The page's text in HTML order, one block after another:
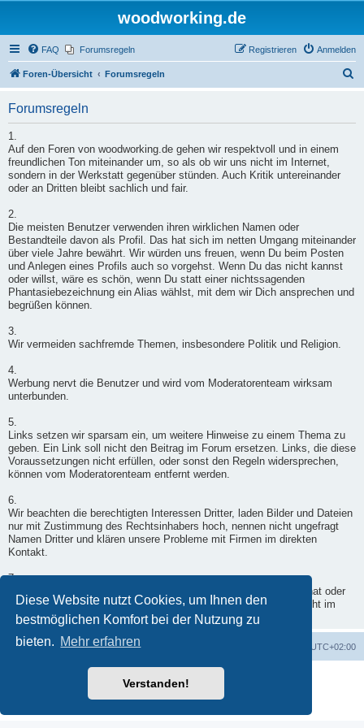
Diese Website nutzt Cookies, um Ihnen den
bestmöglichen Komfort bei der Nutzung zu
bieten. Mehr erfahren
Verstanden!
woodworking.de
FAQ Forumsregeln Anmelden
Registrieren
Foren-Übersicht Forumsregeln
Forumsregeln
1.
Auf den Foren von woodworking.de gehen wir respektvoll und in einem
freundlichen Ton miteinander um, so als ob wir uns nicht im Internet,
sondern in der Werkstatt gegenüber stünden. Auch Kritik untereinander
oder an Dritten bleibt sachlich und fair.
2.
Die meisten Benutzer verwenden ihren wirklichen Namen oder
Bestandteile davon als Profil. Das hat sich im netten Umgang miteinander
über viele Jahre bewährt. Wir würden uns freuen, wenn Du beim Posten
und Anlegen eines Profils auch so vorgehst. Wenn Du das nicht kannst
oder willst, wäre es schön, wenn Du statt einer nichtssagenden
Phantasiebezeichnung ein Alias wählst, mit dem wir Dich ansprechen und
begrüßen können.
3.
Wir vermeiden sachfremde Themen, insbesondere Politik und Religion.
4.
Werbung nervt die Benutzer und wird vom Moderatorenteam wirksam
unterbunden.
5.
Links setzen wir sparsam ein, um weitere Hinweise zu einem Thema zu
geben. Ein Link soll nicht den Beitrag im Forum ersetzen. Links, die diese
Voraussetzungen nicht erfüllen, oder sonst den Regeln widersprechen,
können vom Moderatorenteam entfernt werden.
6.
Wir beachten die berechtigten Interessen Dritter, laden Bilder und Dateien
nur mit Zustimmung des Rechtsinhabers hoch, nennen nicht ungefragt
Namen Dritter und klären unsere Probleme mit Firmen im direkten
Kontakt.
7.
Wenn ein Moderator doch einmal in Deinen Beitrag eingegriffen hat oder
er nicht freigegeben wurde, wende Dich per Kontaktformular - nicht im
Forum - an einen Moderator.
Foren-Übersicht UTC+02:00
Deutsche Übersetzung durch